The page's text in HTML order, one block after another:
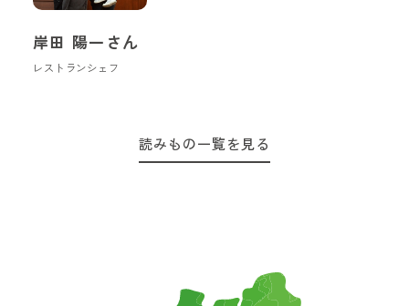
岸田 陽一さん
レストランシェフ
読みもの一覧を見る